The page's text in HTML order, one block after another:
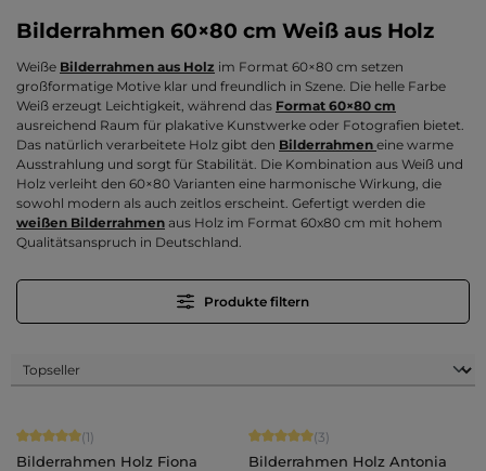
Bilderrahmen 60×80 cm Weiß aus Holz
Weiße Bilderrahmen aus Holz im Format 60×80 cm setzen
großformatige Motive klar und freundlich in Szene. Die helle Farbe
Weiß erzeugt Leichtigkeit, während das Format 60×80 cm
ausreichend Raum für plakative Kunstwerke oder Fotografien bietet.
Das natürlich verarbeitete Holz gibt den Bilderrahmen eine warme
Ausstrahlung und sorgt für Stabilität. Die Kombination aus Weiß und
Holz verleiht den 60×80 Varianten eine harmonische Wirkung, die
sowohl modern als auch zeitlos erscheint. Gefertigt werden die
weißen Bilderrahmen aus Holz im Format 60x80 cm mit hohem
Qualitätsanspruch in Deutschland.
Produkte filtern
Durchschnittliche Bewertung von 5 von 5 Sternen
(1)
Bilderrahmen Holz Fiona
Durchschnittliche Bewertung von 5
(3)
Bilderrahmen Holz Antonia